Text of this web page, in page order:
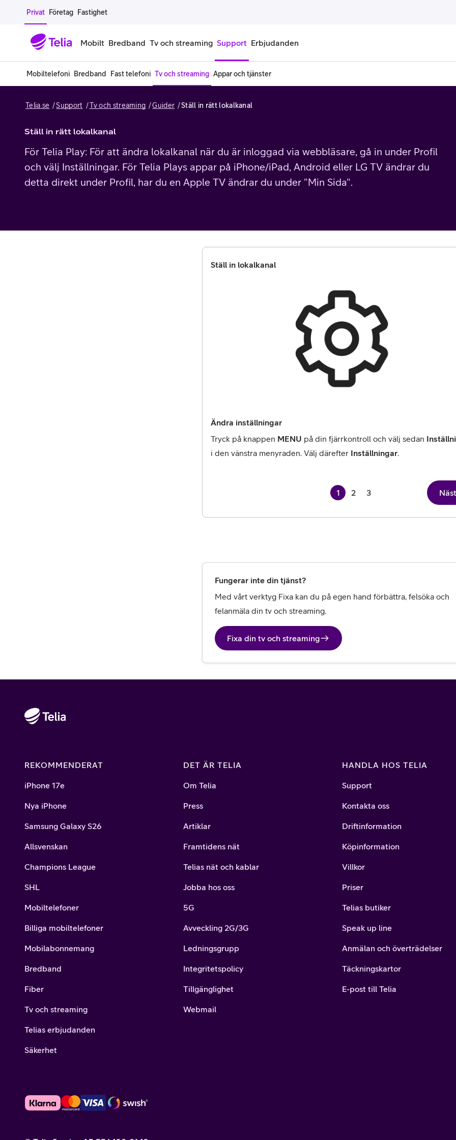
Gå till sidans innehåll
Privat Företag Fastighet
Mobilt
iPhone
Samsung Galaxy
Google Pixel
Alla mobiltelefoner
Billiga mobiltelefoner
Alla mobilabonnemang
Extra användare
Mobilabonnemang för pensionär
Laddningscheck
Bredband Tv och streaming Support Erbjudanden
Mobiltelefoni Bredband Fast telefoni Tv och streaming Appar och tjänster
Telia.se Support Tv och streaming Guider Ställ in rätt lokalkanal
Ställ in rätt lokalkanal
För Telia Play: För att ändra lokalkanal när du är inloggad via webbläsare, gå in under Profil
och välj Inställningar. För Telia Plays appar på iPhone/iPad, Android eller LG TV ändrar du
detta direkt under Profil, har du en Apple TV ändrar du under "Min Sida".
Ställ in lokalkanal
Ändra inställningar
Tryck på knappen MENU på din fjärrkontroll och välj sedan
i den vänstra menyraden. Välj därefter Inställningar
1 2 3
Fungerar inte din tjänst?
Med vårt verktyg Fixa kan du på egen hand förbättra, felsöka och
felanmäla din tv och streaming.
Fixa din tv och streaming
REKOMMENDERAT
iPhone 17e
Nya iPhone
Samsung Galaxy S26
Allsvenskan
Champions League
SHL
Mobiltelefoner
Billiga mobiltelefoner
Mobilabonnemang
Bredband
Fiber
Tv och streaming
Telias erbjudanden
Säkerhet
DET ÄR TELIA
Om Telia
Press
Artiklar
Framtidens nät
Telias nät och kablar
Jobba hos oss
5G
Avveckling 2G/3G
Ledningsgrupp
Integritetspolicy
Tillgänglighet
Webmail
HANDLA HOS TELIA
Support
Kontakta oss
Driftinformation
Köpinformation
Villkor
Priser
Telias butiker
Speak up line
Anmälan och överträdelser
Täckningskartor
E-post till Telia